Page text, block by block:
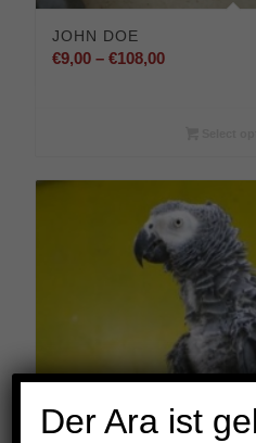
JOHN DOE
€9,00 –€108,00Preisspanne:
Der Ara ist